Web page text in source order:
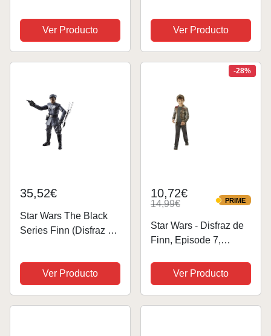
Carnaval Hombre
Disponible en Talla XL
Ver Producto
(Rubie'S 620268-M)
Ver Producto
35,52€
Star Wars The Black
Series Finn (Disfraz de
Ver Producto
-28%
10,72€
14,99€ PRIME
PRIME
Star Wars - Disfraz de
Finn, Episode 7,
(Rubie'S 620267-L)
Ver Producto